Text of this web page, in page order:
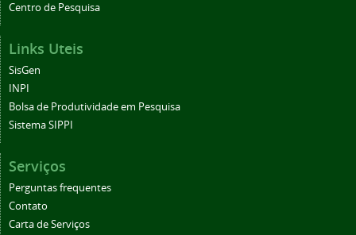
Centro de Pesquisa
Links Uteis
SisGen
INPI
Bolsa de Produtividade em Pesquisa
Sistema SIPPI
Serviços
Perguntas frequentes
Contato
Carta de Serviços